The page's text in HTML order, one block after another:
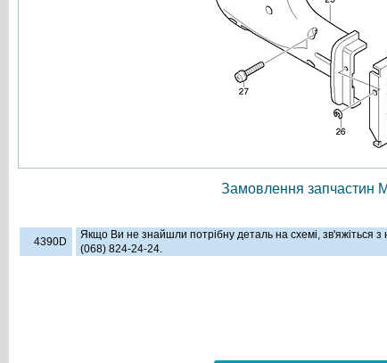
Замовлення запчастин
4390D
Якщо Ви не знайшли потрібну деталь на схемі, зв'яжіться
(068) 824-24-24.